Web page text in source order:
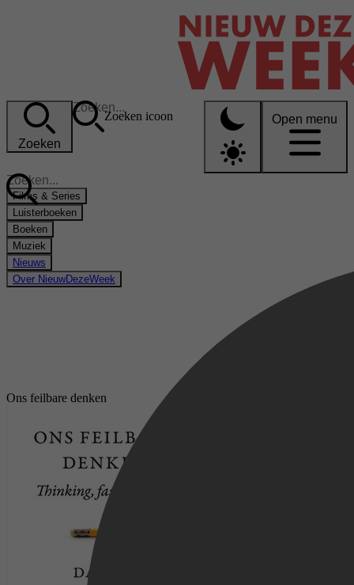
Zoeken
Zoeken icoon Open menu
Films & Series
Luisterboeken
Boeken
Muziek
Nieuws
Over NieuwDezeWeek
Ons feilbare denken